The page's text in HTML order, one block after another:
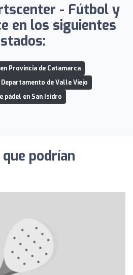
- Fútbol y
en los siguientes
Provincia de Catamarca
Departamento de Valle Viejo
pádel en San Isidro
podrían